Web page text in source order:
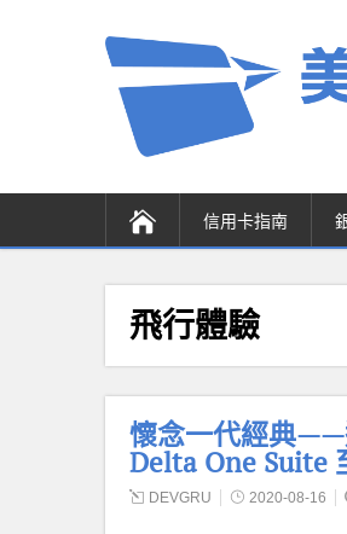
信用卡指南
飛行體驗
懷念一代經典——
Delta One Suite
DEVGRU 2020-08-16